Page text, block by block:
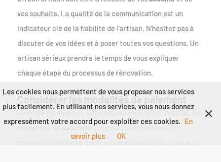
vos souhaits. La qualité de la communication est un
indicateur clé de la fiabilité de l’artisan. N’hésitez pas à
discuter de vos idées et à poser toutes vos questions. Un
artisan sérieux prendra le temps de vous expliquer
chaque étape du processus de rénovation.
Considérer les modalités de paiement
Avant de commencer les travaux, renseignez-vous sur les
proposées par l’artisan. Un
paiement échelonné, basé sur l’avancement des travaux,
Les cookies nous permettent de vous proposer nos services
plus facilement. En utilisant nos services, vous nous donnez
expressément votre accord pour exploiter ces cookies. En
savoir plus
OK